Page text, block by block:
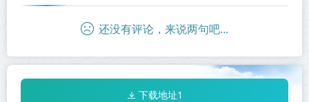
还没有评论，来说两句吧...
下载地址1